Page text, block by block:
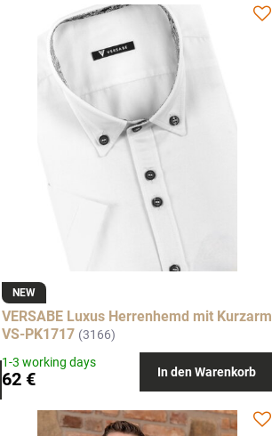
NEW
VERSABE Luxus Herrenhemd mit Kurzarm
VS-PK1717 (3166)
1-3 working days
62 € In den Warenkorb